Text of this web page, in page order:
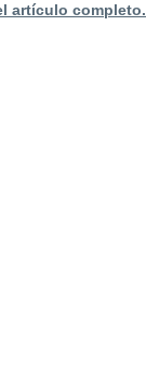
artículo completo.